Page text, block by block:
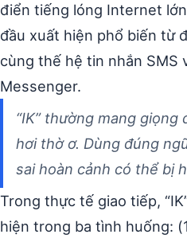
điển tiếng lóng Internet
đầu xuất hiện phổ biến từ
cùng thế hệ tin nhắn SMS
Messenger.
“IK” thường mang
hơi thờ ơ. Dùng đúng
sai hoàn cảnh có thể bị
Trong thực tế giao tiếp,
hiện trong ba tình huống: